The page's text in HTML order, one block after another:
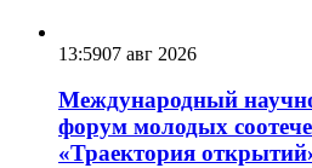
13:5907 авг 2026
Международный
форум молодых
«Траектория